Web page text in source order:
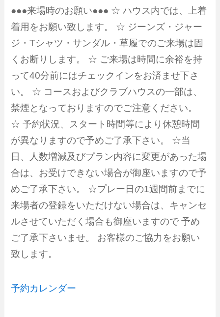
●●●来場時のお願い●●● ☆ ハウス内では、上着
着用をお願い致します。 ☆ ジーンズ・ジャー
ジ・Tシャツ・サンダル・草履でのご来場は固
くお断りします。 ☆ ご来場は時間に余裕を持
って40分前にはチェックインをお済ませ下さ
い。 ☆ コースおよびクラブハウスの一部は、
禁煙となっておりますのでご注意ください。
☆ 予約状況、スタート時間等により休憩時間
が異なりますので予めご了承下さい。 ☆当
日、人数増減及びプラン内容に変更があった場
合は、お受けできない場合が御座いますので予
めご了承下さい。 ☆プレー日の1週間前までに
来場者の登録をいただけない場合は、キャンセ
ルさせていただく場合も御座いますので 予め
ご了承下さいませ。 お客様のご協力をお願い
致します。
予約カレンダー